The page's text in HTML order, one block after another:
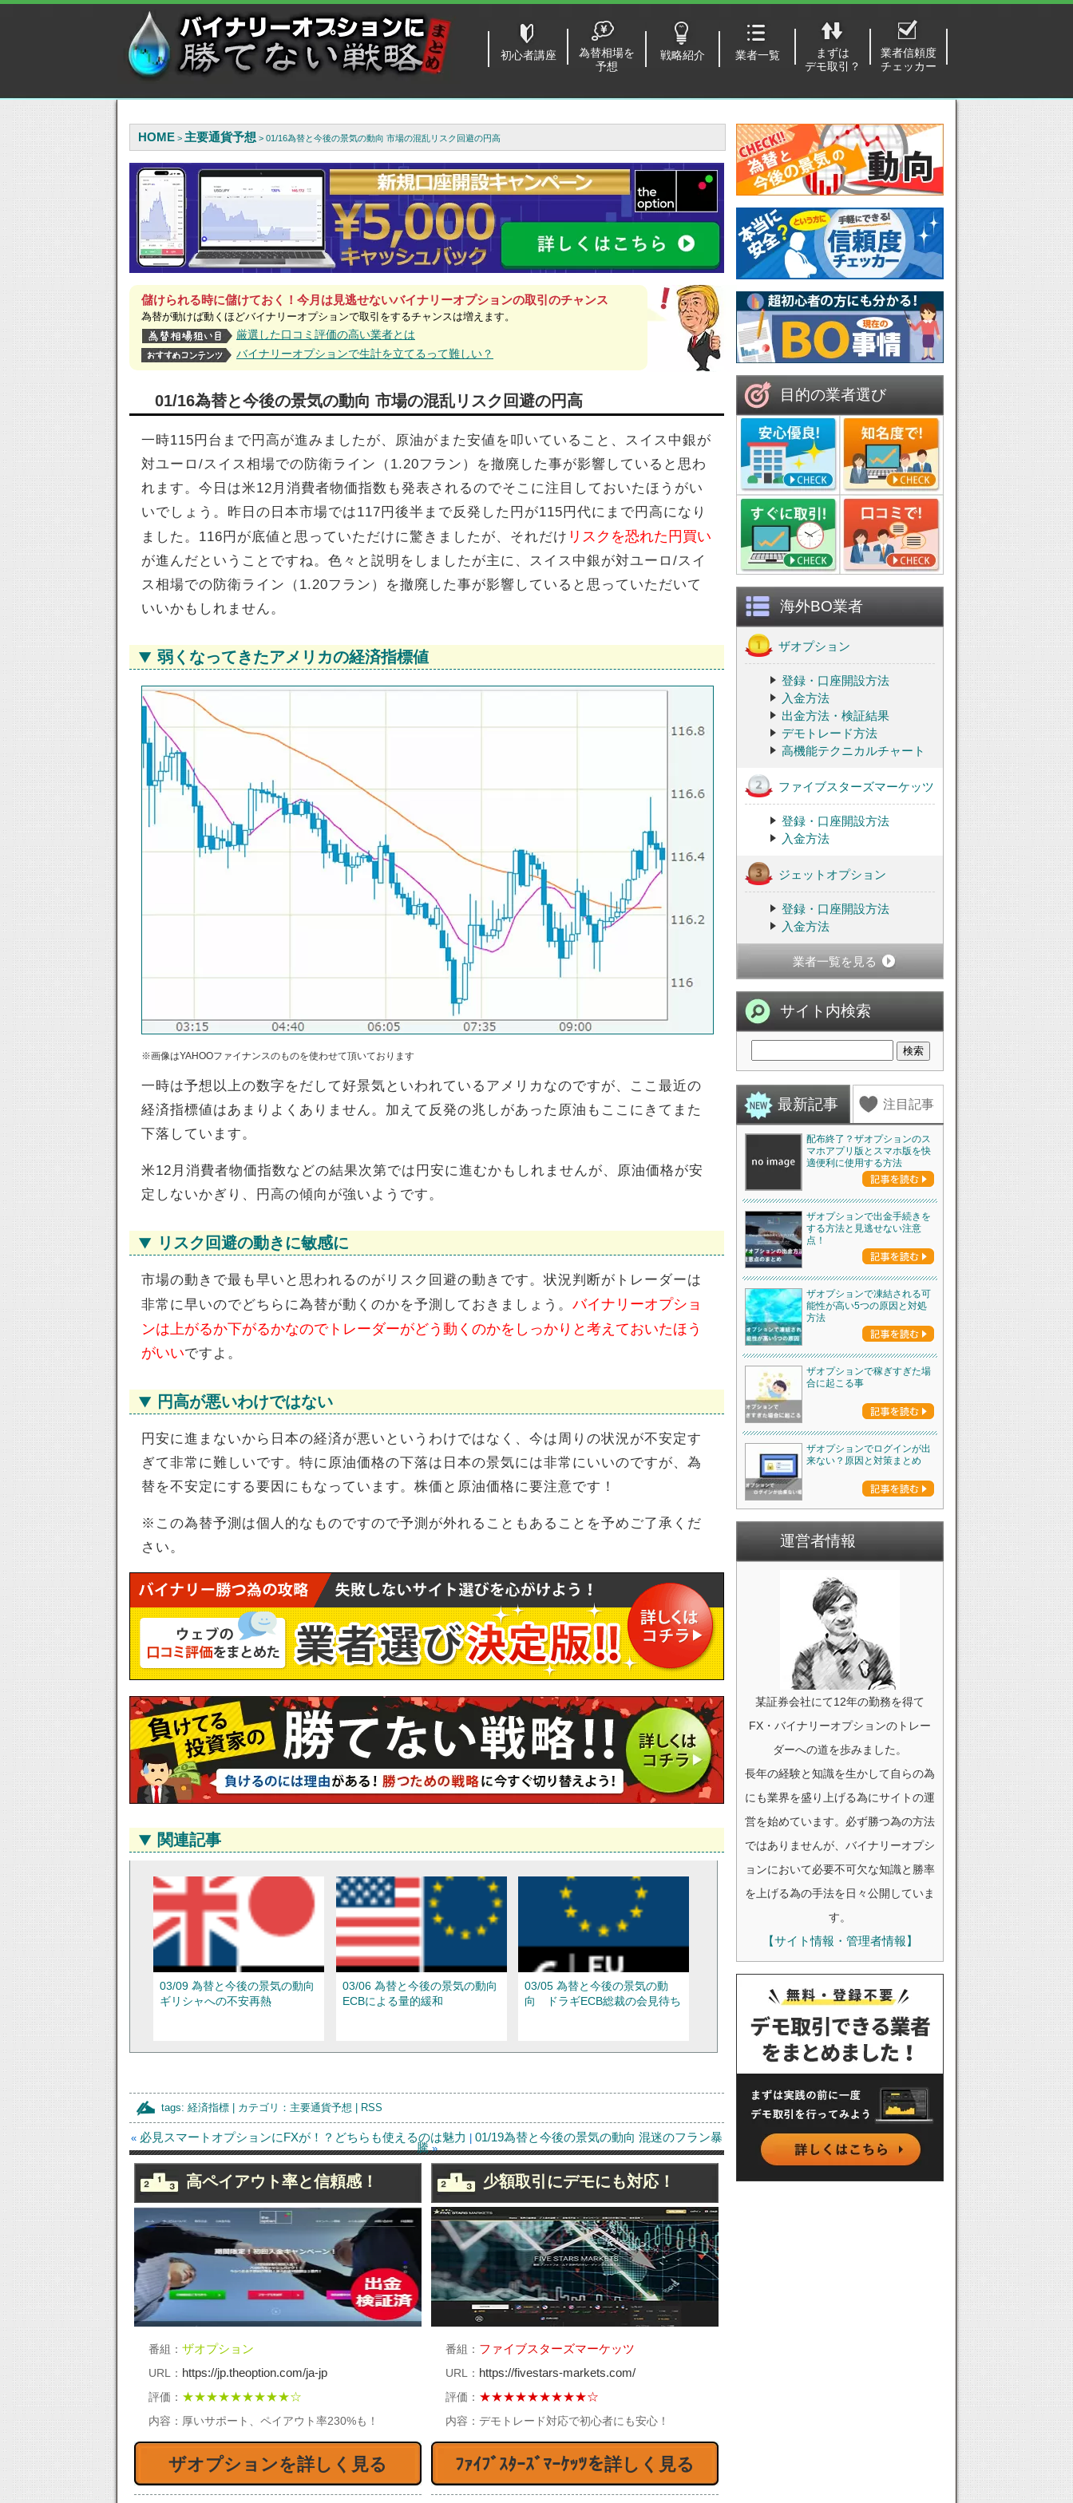
初心者講座
為替相場を
予想
戦略紹介 業者一覧
まずは
デモ取引？
業者信頼度
チェッカー
HOME > 主要通貨予想 > 01/16為替と今後の景気の動向 市場の混乱リスク回避の円高
儲けられる時に儲けておく！今月は見逃せないバイナリーオプションの取引のチャンス
為替が動けば動くほどバイナリーオプションで取引をするチャンスは増えます。
厳選した口コミ評価の高い業者とは
バイナリーオプションで生計を立てるって難しい？
01/16為替と今後の景気の動向 市場の混乱リスク回避の円高
一時115円台まで円高が進みましたが、原油がまた安値を叩いていること、スイス中銀が
対ユーロ/スイス相場での防衛ライン（1.20フラン）を撤廃した事が影響していると思わ
れます。今日は米12月消費者物価指数も発表されるのでそこに注目しておいたほうがい
いでしょう。昨日の日本市場では117円後半まで反発した円が115円代にまで円高になり
ました。116円が底値と思っていただけに驚きましたが、それだけ リスクを恐れた円買い
が進んだということですね。色々と説明をしましたが主に、スイス中銀が対ユーロ/スイ
ス相場での防衛ライン（1.20フラン）を撤廃した事が影響していると思っていただいて
いいかもしれません。
弱くなってきたアメリカの経済指標値
※画像はYAHOOファイナンスのものを使わせて頂いております
一時は予想以上の数字をだして好景気といわれているアメリカなのですが、ここ最近の
経済指標値はあまりよくありません。加えて反発の兆しがあった原油もここにきてまた
下落しています。
米12月消費者物価指数などの結果次第では円安に進むかもしれませんが、原油価格が安
定しないかぎり、円高の傾向が強いようです。
リスク回避の動きに敏感に
市場の動きで最も早いと思われるのがリスク回避の動きです。状況判断がトレーダーは
非常に早いのでどちらに為替が動くのかを予測しておきましょう。 バイナリーオプショ
ンは上がるか下がるかなのでトレーダーがどう動くのかをしっかりと考えておいたほう
がいいですよ。
円高が悪いわけではない
円安に進まないから日本の経済が悪いというわけではなく、今は周りの状況が不安定す
ぎて非常に難しいです。特に原油価格の下落は日本の景気には非常にいいのですが、為
替を不安定にする要因にもなっています。株価と原油価格に要注意です！
※この為替予測は個人的なものですので予測が外れることもあることを予めご了承くだ
さい。
関連記事
03/09 為替と今後の景気の動向
ギリシャへの不安再熱
03/06 為替と今後の景気の動向
ECBによる量的緩和
03/05 為替と今後の景気の動
向 ドラギECB総裁の会見待ち
03/03 為替と今後の景気の動
向 120円代回復の達成感
03/02 為替と今後の景気の動
向 120円代回復なるか
02/27 為替と今後の景気の動
向 ドル買い一服
02/26 為替と今後の景気の動向
02/24 為替と今後の景気の動向
02/23 為替と今後の景気の動向
tags: 経済指標 | カテゴリ： 主要通貨予想 RSS
« 必見スマートオプションにFXが！？どちらも使えるのは魅力 01/19為替と今後の景気の動向 混迷のフラン暴
騰»
高ペイアウト率と信頼感！
番組：
URL：
評価：
内容：
ザオプション
https://jp.theoption.com/ja-jp
★★★★★★★★★☆
厚いサポート、ペイアウト率230%も！
ザオプションを詳しく見る
少額取引にデモにも対応！
番組：
URL：
評価：
内容：
ファイブスターズマーケッツ
https://fivestars-markets.com/
★★★★★★★★★☆
デモトレード対応で初心者にも安心！
ﾌｧｲﾌﾞｽﾀｰｽﾞﾏｰｹｯﾂを詳しく見る
目的の業者選び
海外BO業者
ザオプション
登録・口座開設方法
入金方法
出金方法・検証結果
デモトレード方法
高機能テクニカルチャート
ファイブスターズマーケッツ
登録・口座開設方法
入金方法
ジェットオプション
登録・口座開設方法
入金方法
業者一覧を見る
サイト内検索
最新記事 注目記事
配布終了？ザオプションのス
マホアプリ版とスマホ版を快
適便利に使用する方法
ザオプションで出金手続きを
する方法と見逃せない注意
点！
ザオプションで凍結される可
能性が高い5つの原因と対処
方法
ザオプションで稼ぎすぎた場
合に起こる事
ザオプションでログインが出
来ない？原因と対策まとめ
運営者情報
某証券会社にて12年の勤務を得て
FX・バイナリーオプションのトレー
ダーへの道を歩みました。
長年の経験と知識を生かして自らの為
にも業界を盛り上げる為にサイトの運
営を始めています。必ず勝つ為の方法
ではありませんが、バイナリーオプシ
ョンにおいて必要不可欠な知識と勝率
を上げる為の手法を日々公開していま
す。
【サイト情報・管理者情報】